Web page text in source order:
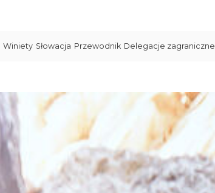
Winiety Słowacja Przewodnik Delegacje zagraniczne